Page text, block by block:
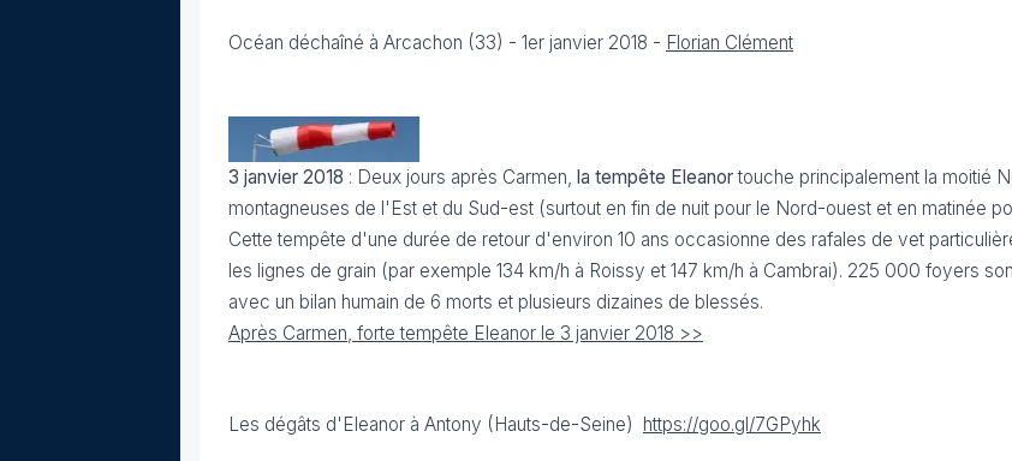
Océan déchaîné à Arcachon (33) - 1er janvier 2018 - Florian Clément
3 janvier 2018 : Deux jours après Carmen, la tempête Eleanortouche principalement la moitié
montagneuses de l'Est et du Sud-est (surtout en fin de nuit pour le Nord-ouest et en matinée
Cette tempête d'une durée de retour d'environ 10 ans occasionne des rafales de vet
les lignes de grain (par exemple 134 km/h à Roissy et 147 km/h à Cambrai). 225 000 foyers
avec un bilan humain de 6 morts et plusieurs dizaines de blessés.
Après Carmen, forte tempête Eleanor le 3 janvier 2018 >>
Les dégâts d'Eleanor à Antony (Hauts-de-Seine) https://goo.gl/7GPyhk